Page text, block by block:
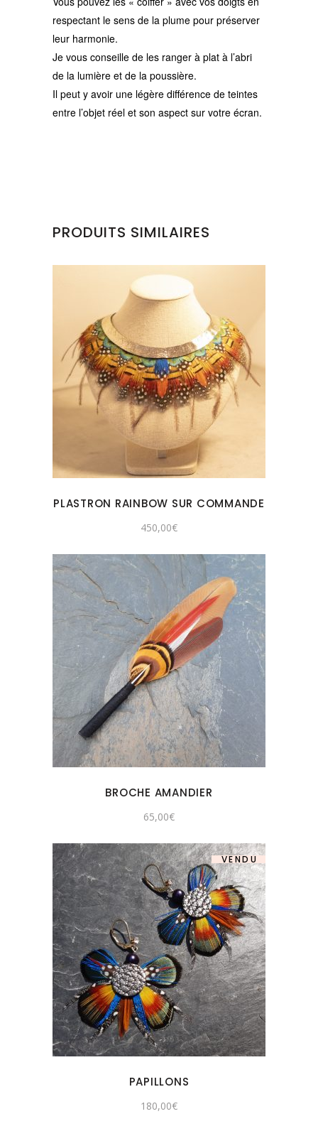
respectant le sens de la plume pour préserver
leur harmonie.
Je vous conseille de les ranger à plat à l’abri
de la lumière et de la poussière.
Il peut y avoir une légère différence de teintes
entre l’objet réel et son aspect sur votre écran.
PRODUITS SIMILAIRES
PLASTRON RAINBOW SUR COMMANDE
450,00€
BROCHE AMANDIER
65,00€
VENDU
PAPILLONS
180,00€